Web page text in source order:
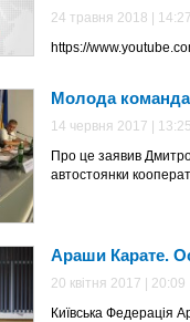
24 травня 2018 | 14:27
https://
Молода
14 червня 2017 | 13:25
Про це заявив
автостоянки
Араши Карате.
20 квітня 2017 | 20:09
Київська Федерація